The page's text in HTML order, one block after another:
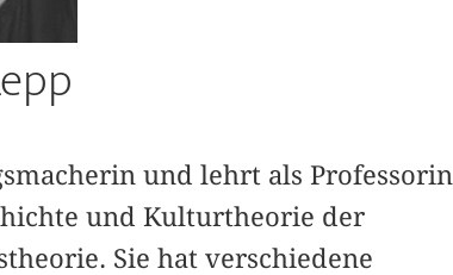
und lehrt als Professorin
und Kulturtheorie der
Sie hat verschiedene